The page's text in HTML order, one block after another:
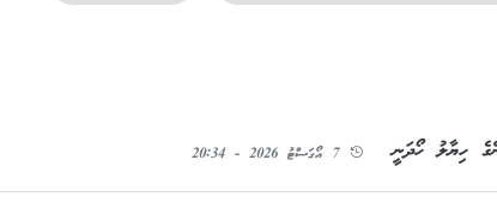
ހިޔާލު ހޯދަނީ 7 އޯގަސްޓު 2026 - 20:34